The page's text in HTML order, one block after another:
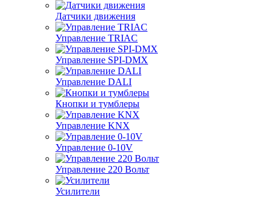
Датчики движения
Управление TRIAC
Управление SPI-DMX
Управление DALI
Кнопки и тумблеры
Управление KNX
Управление 0-10V
Управление 220 Вольт
Усилители